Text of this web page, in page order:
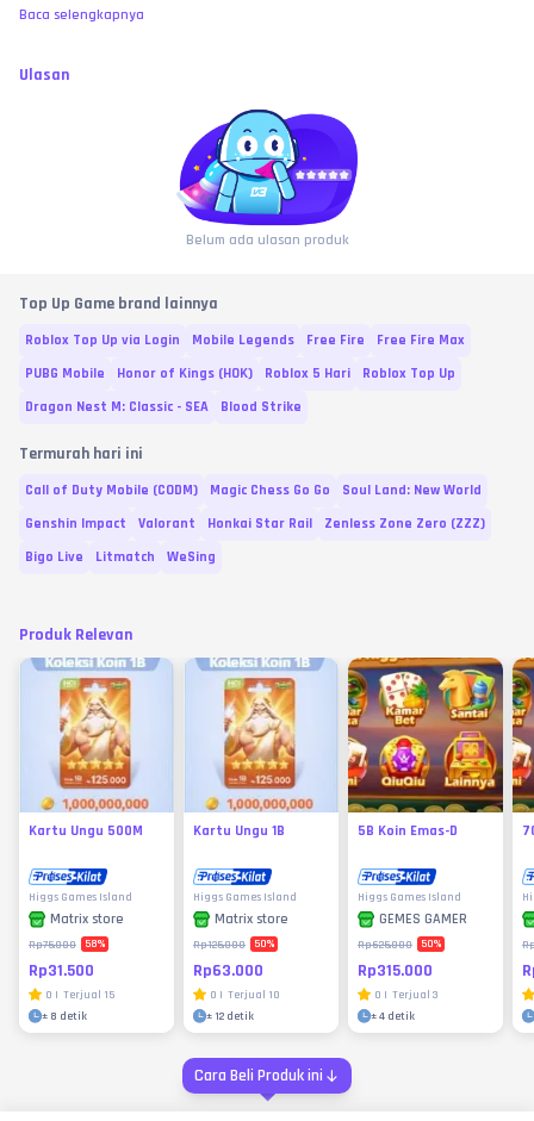
Baca selengkapnya
Ulasan
Belum ada ulasan produk
Top Up Game brand lainnya
Roblox Top Up via Login Mobile Legends Free Fire
Free Fire Max
PUBG Mobile
Honor of Kings (HOK) Roblox 5 Hari
Roblox Top Up
Dragon Nest M: Classic - SEA
Blood Strike
Termurah hari ini
Call of Duty Mobile (CODM) Magic Chess Go Go
Soul Land: New World
Genshin Impact
Valorant Honkai Star Rail
Zenless Zone Zero (ZZZ)
Bigo Live
Litmatch WeSing
Produk Relevan
Kartu Ungu 500M
Higgs Games Island
Matrix store
Rp75.000 58%
Rp31.500
0 | Terjual 15
± 8 detik
Kartu Ungu 1B
Higgs Games Island
Matrix store
Rp125.000 50%
Rp63.000
0 | Terjual 10
±12 detik
5B Koin Emas-D
Higgs Games Island
GEMES GAMER
Rp625.000 50%
Rp315.000
0 | Terjual 3
±4 detik
Cara Beli Produk ini